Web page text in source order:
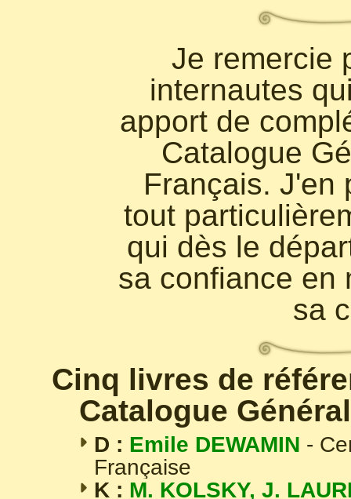
Je remercie
internautes
apport de
Catalogue
Français. J'en
tout
qui dès le
sa confiance en
sa
Cinq livres de
Catalogue
D : Emile DEWAMIN -
Française
K : M. KOLSKY, J.